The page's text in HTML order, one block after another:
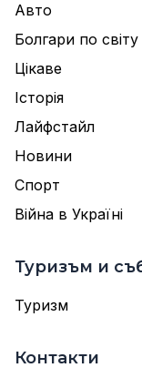
Авто
Болгари по світу
Цікаве
Історія
Лайфстайл
Новини
Спорт
Війна в Україні
Туризъм и
Туризм
Контакти